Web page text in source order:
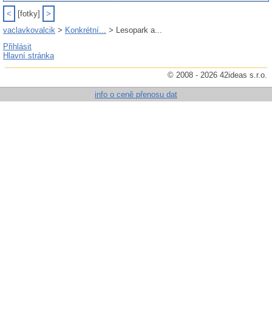
< [fotky]
>
vaclavkovalcik > Konkrétní... > Lesopark a...
Přihlásit
Hlavní stránka
© 2008 - 2026 42ideas s.r.o.
info o ceně přenosu dat